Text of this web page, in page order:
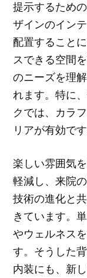
提示するため
ザインのイン
配置すること
スできる空間
のニーズを理
れます。特に
クでは、カラ
リアが有効です
楽しい雰囲気
軽減し、来院
技術の進化と
きています。
やウェルネス
す。そうした
内装にも、新